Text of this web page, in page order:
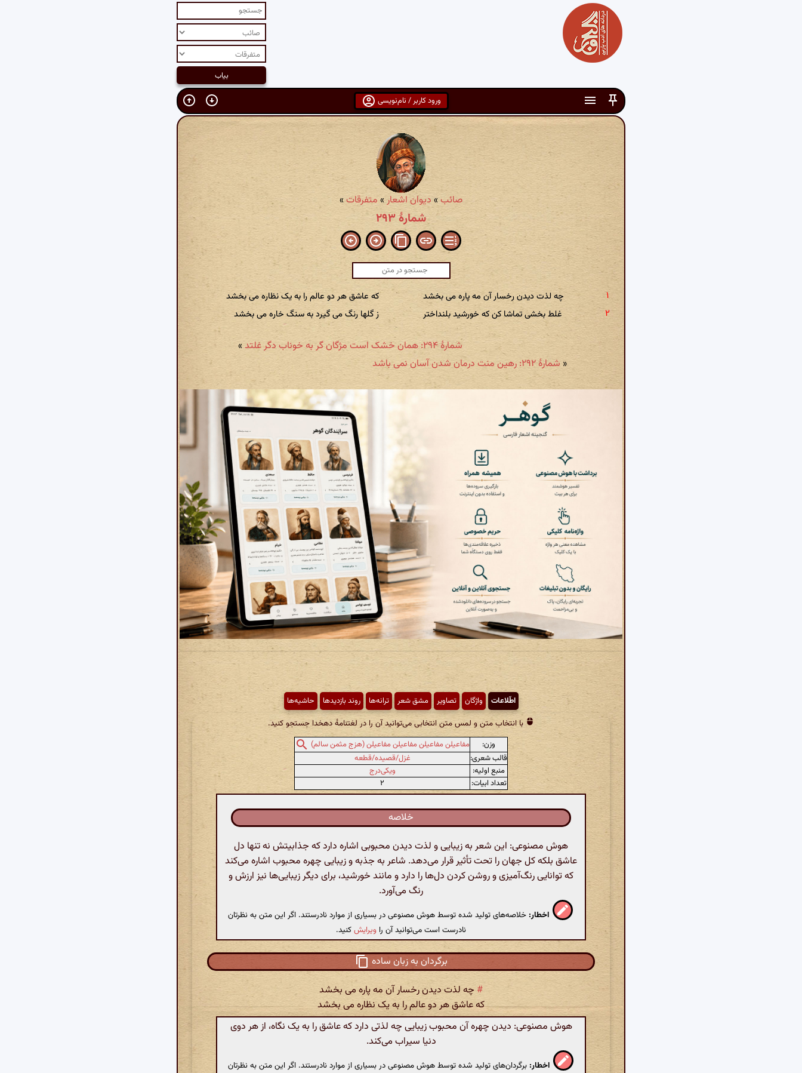
ورود کاربر / نام‌نویسی
صائب » دیوان اشعار»متفرقات»
شمارهٔ ۲۹۳
چه لذت دیدن رخسار آن مه پاره می بخشد
که عاشق هر دو عالم را به یک نظاره می بخشد
غلط بخشی تماشا کن که خورشید بلنداختر
ز گلها رنگ می گیرد به سنگ خاره می بخشد
شمارهٔ ۲۹۴: همان خشک است مژگان گر به خوناب دگر غلتد
»
« شمارهٔ ۲۹۲: رهین منت درمان شدن آسان نمی باشد
اطّلاعات واژگان تصاویر مشق شعر ترانه‌ها روند بازدیدها حاشیه‌ها
با انتخاب متن و لمس متن انتخابی می‌توانید آن را در لغتنامهٔ دهخدا جستجو کنید.
وزن:
مفاعیلن مفاعیلن مفاعیلن مفاعیلن (هزج مثمن سالم)
قالب شعری:
غزل/قصیده/قطعه
منبع اولیه:
ویکی‌درج
تعداد ابیات:
۲
خلاصه
هوش مصنوعی: این شعر به زیبایی و لذت دیدن محبوبی اشاره دارد که جذابیتش نه تنها دل
عاشق بلکه کل جهان را تحت تأثیر قرار می‌دهد. شاعر به جذبه و زیبایی چهره محبوب اشاره می‌کند
که توانایی رنگ‌آمیزی و روشن کردن دل‌ها را دارد و مانند خورشید، برای دیگر زیبایی‌ها نیز ارزش و
رنگ می‌آورد.
اخطار: خلاصه‌های تولید شده توسط هوش مصنوعی در بسیاری از موارد نادرستند. اگر این متن به نظرتان
نادرست است می‌توانید آن را ویرایشکنید.
برگردان به زبان ساده
# چه لذت دیدن رخسار آن مه پاره می بخشد
که عاشق هر دو عالم را به یک نظاره می بخشد
هوش مصنوعی: دیدن چهره آن محبوب زیبایی چه لذتی دارد که عاشق را به یک نگاه، از هر دوی
دنیا سیراب می‌کند.
اخطار: برگردان‌های تولید شده توسط هوش مصنوعی در بسیاری از موارد نادرستند. اگر این متن به نظرتان